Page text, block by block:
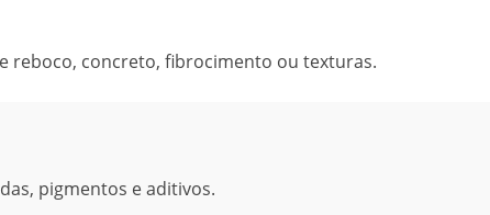
reboco, concreto, fibrocimento ou texturas.
pigmentos e aditivos.